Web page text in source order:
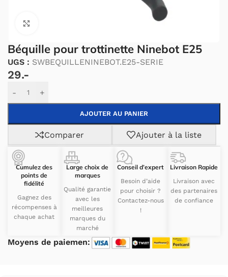
Béquille pour trottinette Ninebot E25
UGS : SWBEQUILLENINEBOT.E25-SERIE
29.-
- +
AJOUTER AU PANIER
Alternative:
Comparer Ajouter à la liste
Cumulez des
points de
fidélité
Gagnez des
récompenses à
chaque achat
Large choix de
marques
Qualité garantie
avec les
meilleures
marques du
marché
Conseil d’expert
Besoin d’aide
pour choisir ?
Contactez-nous
!
Livraison Rapide
Livraison avec
des partenaires
de confiance
Moyens de paiemen: